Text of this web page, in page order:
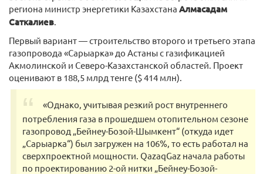
региона министр энергетики Казахстана Алмасадам
Саткалиев.
Первый вариант — строительство второго и третьего этапа
газопровода «Сарыарка» до Астаны с газификацией
Акмолинской и Северо-Казахстанской областей. Проект
оценивают в 188,5 млрд тенге ($ 414 млн).
«Однако, учитывая резкий рост внутреннего
потребления газа в прошедшем отопительном сезоне
газопровод „Бейнеу-Бозой-Шымкент“ (откуда идет
„Сарыарка“) был загружен на 106%, то есть работал на
сверхпроектной мощности. QazaqGaz начала работы
по проектированию 2-ой нитки „Бейнеу-Бозой-